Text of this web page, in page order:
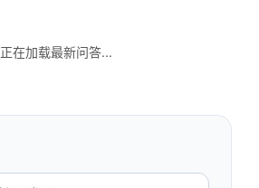
正在加载最新问答...